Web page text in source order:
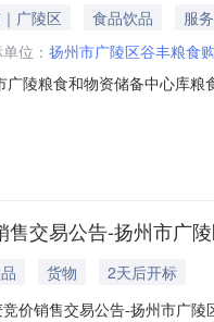
广陵区 食品饮品
服务
位： 扬州市广陵区谷丰粮食
广陵粮食和物资储备中心库
交易公告-扬州市广
货物
2天后开标
价销售交易公告-扬州市广